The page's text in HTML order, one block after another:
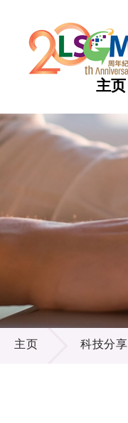
主页
热门
热门
热门
热门
热门
科技分享
主页 科技分享